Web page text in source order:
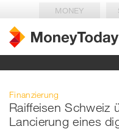
MONEY
Finanzierung
Raiffeisen Schweiz
Lancierung eines